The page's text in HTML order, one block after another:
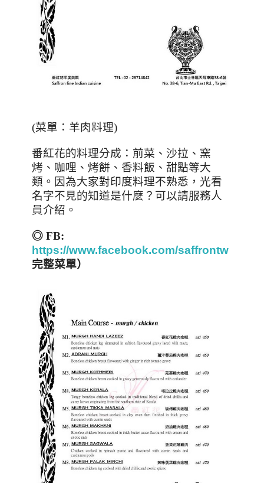
(菜單：羊肉料理)
番紅花的料理分成：前菜、沙拉、窯
烤、咖哩、烤餅、香料飯、甜點等大
類。因為大家對印度料理不熟悉，光看
名字不見的知道是什麼？可以請服務人
員介紹。
◎ FB:
https://www.facebook.com/saffrontw
完整菜單）